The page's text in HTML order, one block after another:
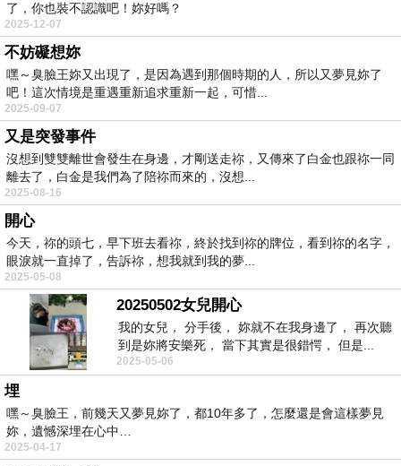
了，你也裝不認識吧！妳好嗎？
2025-12-07
不妨礙想妳
嘿～臭臉王妳又出現了，是因為遇到那個時期的人，所以又夢見妳了
吧！這次情境是重遇重新追求重新一起，可惜...
2025-09-07
又是突發事件
沒想到雙雙離世會發生在身邊，才剛送走祢，又傳來了白金也跟祢一同
離去了，白金是我們為了陪祢而來的，沒想...
2025-08-16
開心
今天，祢的頭七，早下班去看祢，終於找到祢的牌位，看到祢的名字，
眼淚就一直掉了，告訴祢，想我就到我的夢...
2025-05-08
20250502女兒開心
我的女兒， 分手後， 妳就不在我身邊了， 再次聽
到是妳將安樂死， 當下其實是很錯愕， 但是...
2025-05-06
埋
嘿～臭臉王，前幾天又夢見妳了，都10年多了，怎麼還是會這樣夢見
妳，遺憾深埋在心中…
2025-04-17